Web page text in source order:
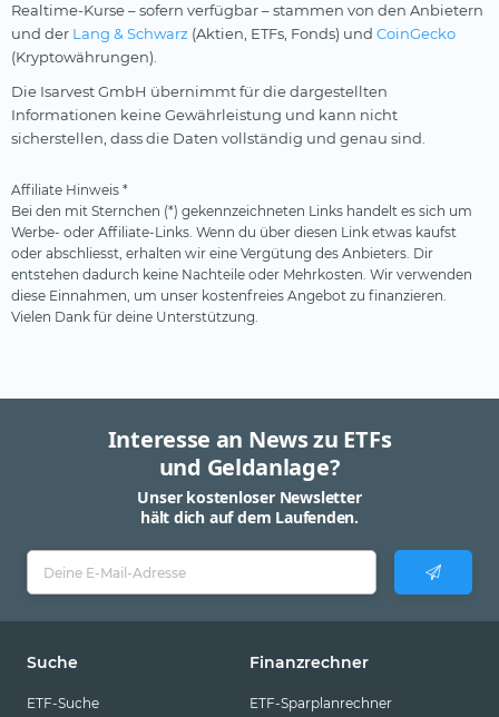
Realtime-Kurse – sofern verfügbar – stammen von den Anbietern
und der Lang & Schwarz (Aktien, ETFs, Fonds) und CoinGecko
(Kryptowährungen).
Die Isarvest GmbH übernimmt für die dargestellten
Informationen keine Gewährleistung und kann nicht
sicherstellen, dass die Daten vollständig und genau sind.
Affiliate Hinweis *
Bei den mit Sternchen (*) gekennzeichneten Links handelt es sich um
Werbe- oder Affiliate-Links. Wenn du über diesen Link etwas kaufst
oder abschliesst, erhalten wir eine Vergütung des Anbieters. Dir
entstehen dadurch keine Nachteile oder Mehrkosten. Wir verwenden
diese Einnahmen, um unser kostenfreies Angebot zu finanzieren.
Vielen Dank für deine Unterstützung.
Interesse an News zu ETFs
und Geldanlage?
Unser kostenloser Newsletter
hält dich auf dem Laufenden.
Suche
ETF-Suche
Finanzrechner
ETF-Sparplanrechner